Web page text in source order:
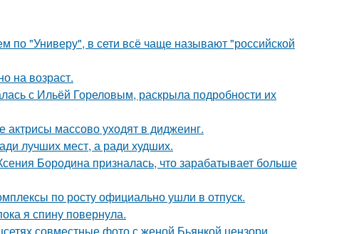
"Универу", в сети всё чаще называют "российской
на возраст.
с Ильёй Гореловым, раскрыла подробности их
актрисы массово уходят в диджеинг.
лучших мест, а ради худших.
Бородина призналась, что зарабатывает больше
по росту официально ушли в отпуск.
я спину повернула.